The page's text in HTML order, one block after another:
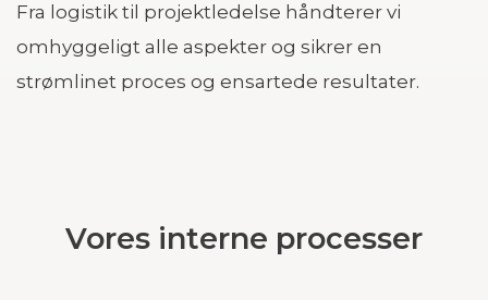
Fra logistik til projektledelse håndterer vi
omhyggeligt alle aspekter og sikrer en
strømlinet proces og ensartede resultater.
Vores interne processer